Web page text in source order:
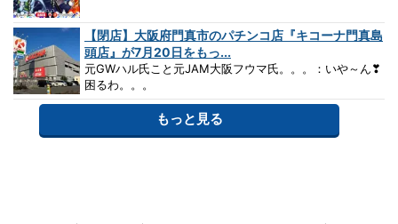
【閉店】大阪府門真市のパチンコ店『キコーナ門真島
頭店』が7月20日をもっ...
元GWハル氏こと元JAM大阪フウマ氏。。。：いや～ん❣
困るわ。。。
もっと見る